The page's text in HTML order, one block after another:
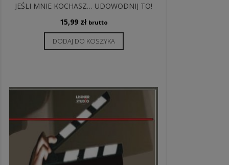
JEŚLI MNIE KOCHASZ… UDOWODNIJ TO!
15,99 zł brutto
DODAJ DO KOSZYKA